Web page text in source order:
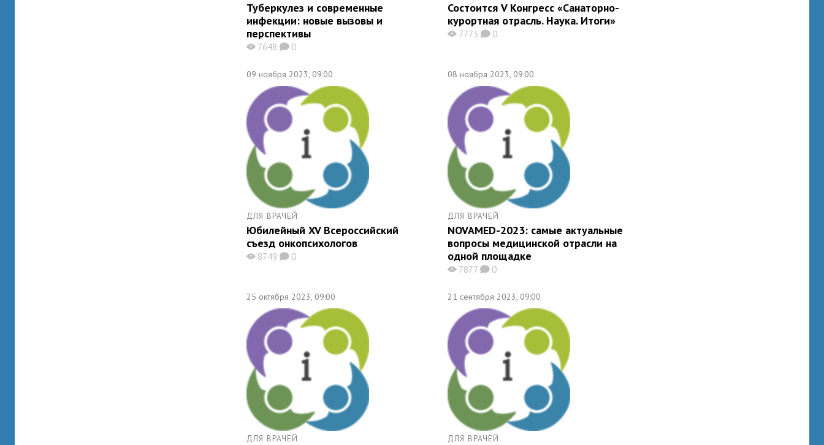
Туберкулез и современные
инфекции: новые вызовы и
перспективы
X7648K0
Состоится V Конгресс «Санаторно-
курортная отрасль. Наука. Итоги»
X7773 K0
09 ноября 2023, 09:00
ДЛЯ ВРАЧЕЙ
Юбилейный XV Всероссийский
съезд онкопсихологов
X8749K0
08 ноября 2023, 09:00
ДЛЯ ВРАЧЕЙ
NOVAMED-2023: самые актуальные
вопросы медицинской отрасли на
одной площадке
X7877 K0
25 октября 2023, 09:00
ДЛЯ ВРАЧЕЙ
21 сентября 2023, 09:00
ДЛЯ ВРАЧЕЙ